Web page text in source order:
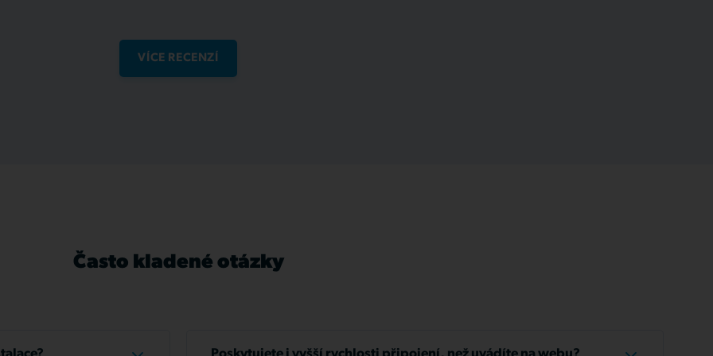
VÍCE RECENZÍ
Často kladené otázky